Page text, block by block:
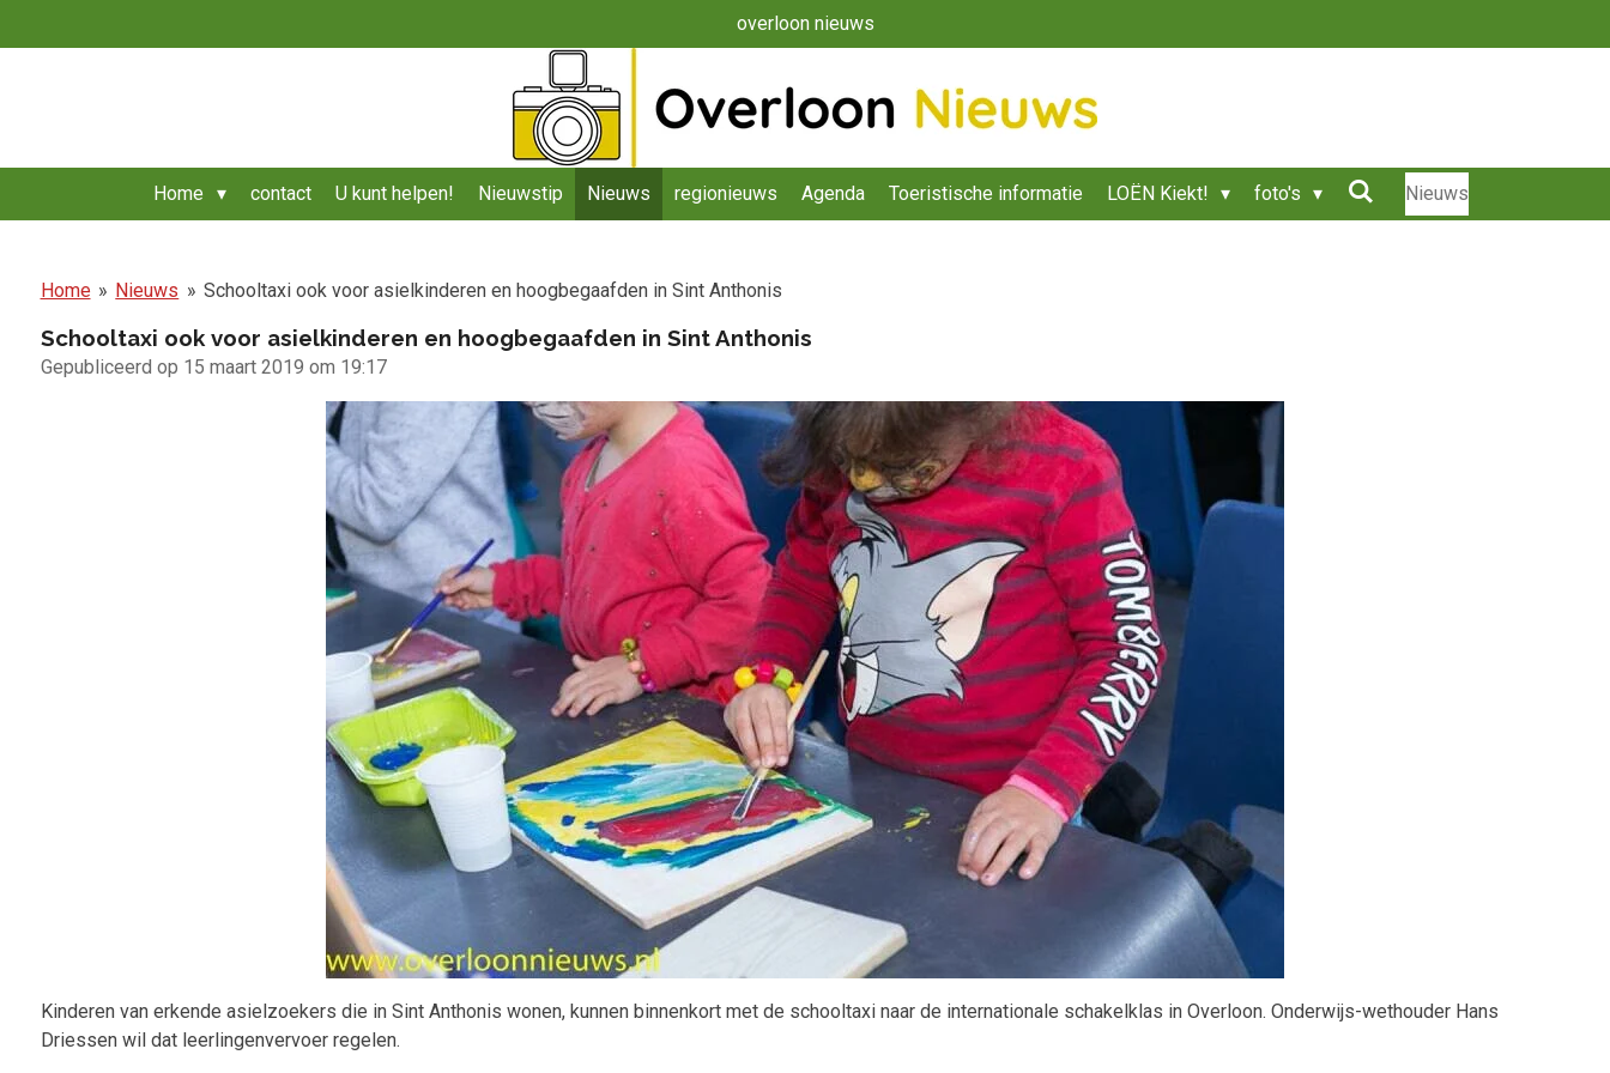
direct
overloon nieuws
Home contact U kunt helpen! Nieuwstip Nieuws regionieuws Agenda Toeristische informatie LOËN Kiekt! foto's Nieuws
Home » Nieuws » Schooltaxi ook voor asielkinderen en hoogbegaafden in Sint Anthonis
Schooltaxi ook voor asielkinderen en hoogbegaafden in Sint Anthonis
Gepubliceerd op 15 maart 2019 om 19:17
Kinderen van erkende asielzoekers die in Sint Anthonis wonen, kunnen binnenkort met de schooltaxi naar de internationale schakelklas in Overloon. Onderwijs-wethouder Hans
Driessen wil dat leerlingenvervoer regelen.